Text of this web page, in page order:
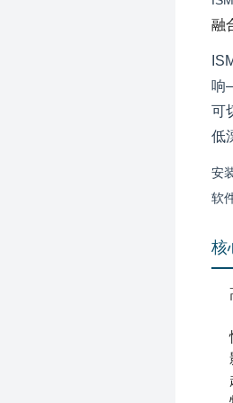
融
响
可
低
安
软
核